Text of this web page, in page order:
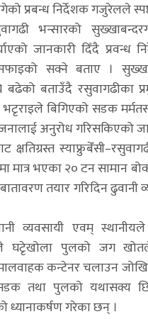
प्रबन्ध निर्देशक गजुरेलले
भन्सारको
जानकारी दिँदै प्रवन्ध
सफाइको सक्ने बताए ।
बढेको बताउँदै रसुवागढीका
भटृराइले बिगिएको सडक
अनुरोध गरिसकिएको
क्षतिग्रस्त
मात्र भएका २० टन सामान
तयार गरिदिन ढुवानी
व्यवसायी एवम्
घटृेखोला पुलको जग
कन्टेनर चलाउन
तथा पुलको यथासक्य
ध्यानाकर्षण गरेका छन् ।